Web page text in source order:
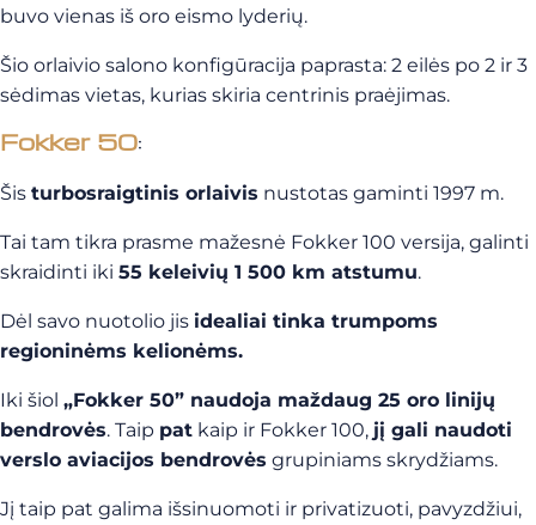
buvo vienas iš oro eismo lyderių.
Šio orlaivio salono konfigūracija paprasta: 2 eilės po 2 ir 3
sėdimas vietas, kurias skiria centrinis praėjimas.
Fokker 50:
Šis turbosraigtinis orlaivis nustotas gaminti 1997 m.
Tai tam tikra prasme mažesnė Fokker 100 versija, galinti
skraidinti iki 55 keleivių 1 500 km atstumu.
Dėl savo nuotolio jis idealiai tinka trumpoms
regioninėms kelionėms.
Iki šiol „Fokker 50” naudoja maždaug 25 oro linijų
bendrovės. Taip pat kaip ir Fokker 100, jį gali naudoti
verslo aviacijos bendrovės grupiniams skrydžiams.
Jį taip pat galima išsinuomoti ir privatizuoti, pavyzdžiui,